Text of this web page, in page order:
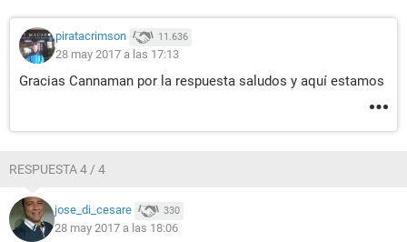
piratacrimson 11.636
28 may 2017 a las 17:13
Gracias Cannaman por la respuesta saludos y aquí estamos
RESPUESTA 4 / 4
jose_di_cesare 330
28 may 2017 a las 18:06